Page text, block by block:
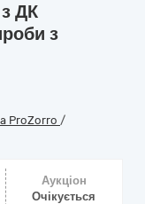
ДК
з
ProZorro /
Аукціон
Очікується